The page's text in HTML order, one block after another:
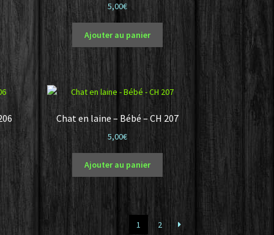
5,00€
Ajouter au panier
Chat en laine – Bébé – CH 207
5,00€
Ajouter au panier
1 2